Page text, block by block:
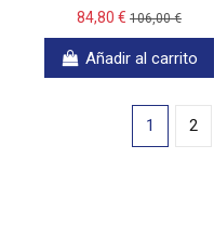
84,80 € 106,00 €
Añadir al carrito
1 2